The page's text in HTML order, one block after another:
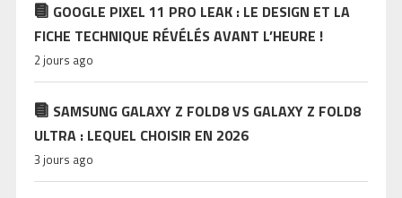
GOOGLE PIXEL 11 PRO LEAK : LE DESIGN ET LA
FICHE TECHNIQUE RÉVÉLÉS AVANT L’HEURE !
2 jours ago
SAMSUNG GALAXY Z FOLD8 VS GALAXY Z FOLD8
ULTRA : LEQUEL CHOISIR EN 2026
3 jours ago